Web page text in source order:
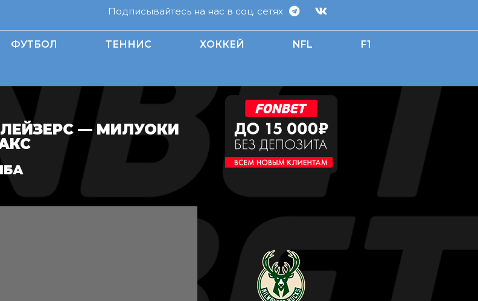
Подписывайтесь на нас в соц. сетях
ФУТБОЛ ТЕННИС ХОККЕЙ NFL F1
— МИЛУОКИ